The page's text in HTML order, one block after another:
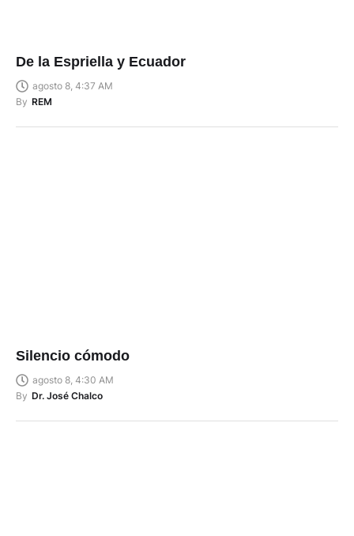
De la Espriella y Ecuador
agosto 8, 4:37 AM
By REM
Silencio cómodo
agosto 8, 4:30 AM
By Dr. José Chalco